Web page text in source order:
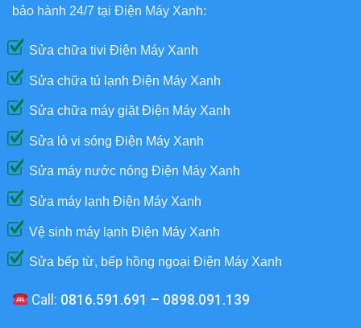
bảo hành 24/7 tại Điện Máy Xanh:
Sửa chữa tivi Điện Máy Xanh
Sửa chữa tủ lạnh Điện Máy Xanh
Sửa chữa máy giặt Điện Máy Xanh
Sửa lò vi sóng Điện Máy Xanh
Sửa máy nước nóng Điện Máy Xanh
Sửa máy lạnh Điện Máy Xanh
Vệ sinh máy lạnh Điện Máy Xanh
Sửa bếp từ, bếp hồng ngoại Điện Máy Xanh
Call: 0816.591.691 – 0898.091.139